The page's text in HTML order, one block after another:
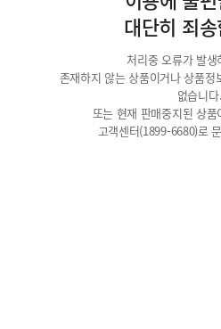
대단히 죄
처리중 오류가 발생
존재하지 않는 상품이거나 상품
없습니다.
또는 현재 판매중지된 상
고객센터(1899-6680)로